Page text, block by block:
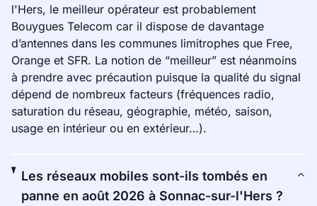
l'Hers, le meilleur opérateur est probablement
Bouygues Telecom car il dispose de davantage
d’antennes dans les communes limitrophes que Free,
Orange et SFR. La notion de “meilleur” est néanmoins
à prendre avec précaution puisque la qualité du signal
dépend de nombreux facteurs (fréquences radio,
saturation du réseau, géographie, météo, saison,
usage en intérieur ou en extérieur…).
Les réseaux mobiles sont-ils tombés en
panne en août 2026 à Sonnac-sur-l'Hers ?